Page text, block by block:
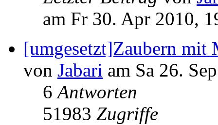
am Fr 30. Apr 2010,
[umgesetzt]Zaubern mit
von Jabari am Sa 26.
6Antworten
51983 Zugriffe